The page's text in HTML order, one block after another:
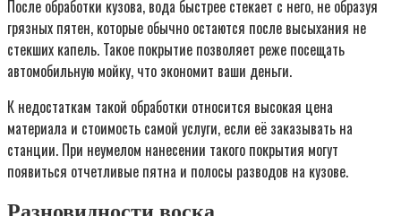
После обработки кузова, вода быстрее стекает с него, не образуя
грязных пятен, которые обычно остаются после высыхания не
стекших капель. Такое покрытие позволяет реже посещать
автомобильную мойку, что экономит ваши деньги.
К недостаткам такой обработки относится высокая цена
материала и стоимость самой услуги, если её заказывать на
станции. При неумелом нанесении такого покрытия могут
появиться отчетливые пятна и полосы разводов на кузове.